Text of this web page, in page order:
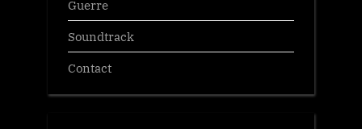
Guerre
Soundtrack
Contact